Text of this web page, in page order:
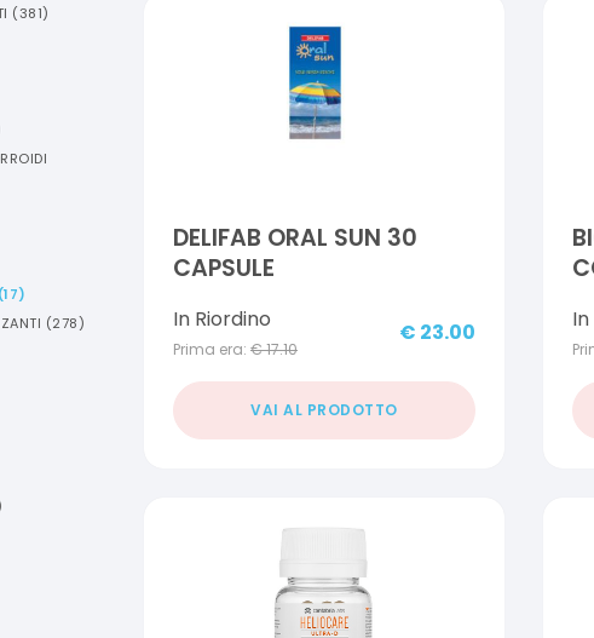
(381)
(17)
(278)
DELIFAB ORAL SUN 30
CAPSULE
In Riordino
Prima era: €17.10
€ 23.00
VAI AL PRODOTTO